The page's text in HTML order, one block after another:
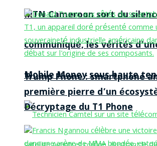
MTN Cameroon sort du
communiqué, les vérités
Mobile Money sous haute
Trump Phone : smartphone
première pierre d’un
Décryptage du T1 Phone